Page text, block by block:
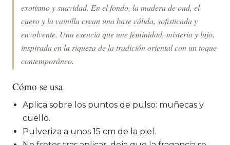
exotismo y suavidad. En el fondo, la madera de oud, el
cuero y la vainilla crean una base cálida, sofisticada y
envolvente. Una esencia que une feminidad, misterio y lujo,
inspirada en la riqueza de la tradición oriental con un toque
contemporáneo.
Cómo se usa
Aplica sobre los puntos de pulso: muñecas y
cuello.
Pulveriza a unos 15 cm de la piel.